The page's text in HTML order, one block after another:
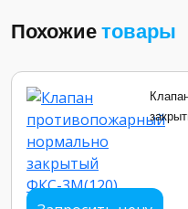
Похожиетовары